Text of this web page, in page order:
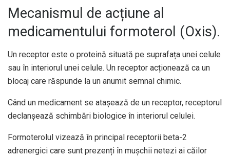
Mecanismul de acțiune al
medicamentului formoterol (Oxis).
Un receptor este o proteină situată pe suprafața unei celule
sau în interiorul unei celule. Un receptor acționează ca un
blocaj care răspunde la un anumit semnal chimic.
Când un medicament se atașează de un receptor, receptorul
declanșează schimbări biologice în interiorul celulei.
Formoterolul vizează în principal receptorii beta-2
adrenergici care sunt prezenți în mușchii netezi ai căilor